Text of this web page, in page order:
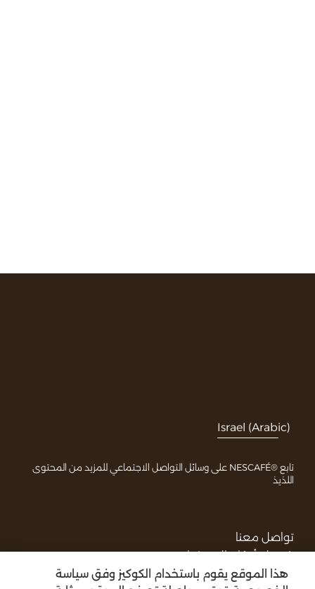
Israel (Arabic)
تابع ®NESCAFÉ على وسائل التواصل الاجتماعي للمزيد من المحتوى
اللذيذ
تواصل معنا
شروط وأحكام الاستخدام
سياسة الخصوصية
هذا الموقع يقوم باستخدام الكوكيز وفق سياسة